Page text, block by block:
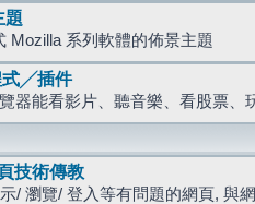
題
Mozilla 系列軟體的佈景主題
式╱插件
器能看影片、聽音樂、看股票、
技術傳教
/ 瀏覽/ 登入等有問題的網頁, 與